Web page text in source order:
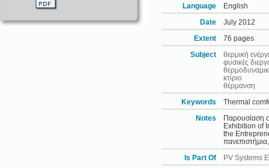
Language English
Date July 2012
Extent 76 pages
Subject
θερμική
φυσικές
κτίριο
θέρμανση
Keywords Thermal
Notes
Παρουσίαση
Exhibition of
the
Is Part Of PV Systems